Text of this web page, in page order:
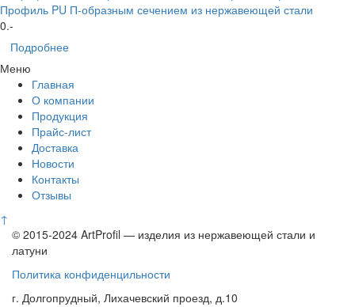
Профиль PU П-образным сечением из нержавеющей стали
0.-
Подробнее
Меню
Главная
О компании
Продукция
Прайс-лист
Доставка
Новости
Контакты
Отзывы
↑
© 2015-2024 ArtProfil — изделия из нержавеющей стали и
латуни
Политика конфиденцильности
г. Долгопрудный, Лихачевский проезд, д.10